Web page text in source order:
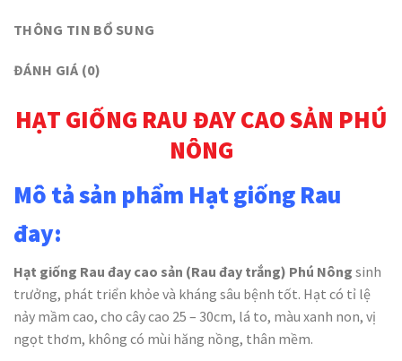
THÔNG TIN BỔ SUNG
ĐÁNH GIÁ (0)
HẠT GIỐNG RAU ĐAY CAO SẢN PHÚ
NÔNG
Mô tả sản phẩm Hạt giống Rau
đay:
Hạt giống Rau đay cao sản (Rau đay trắng) Phú Nông sinh
trưởng, phát triển khỏe và kháng sâu bệnh tốt. Hạt có tỉ lệ
nảy mầm cao, cho cây cao 25 – 30cm, lá to, màu xanh non, vị
ngọt thơm, không có mùi hăng nồng, thân mềm.